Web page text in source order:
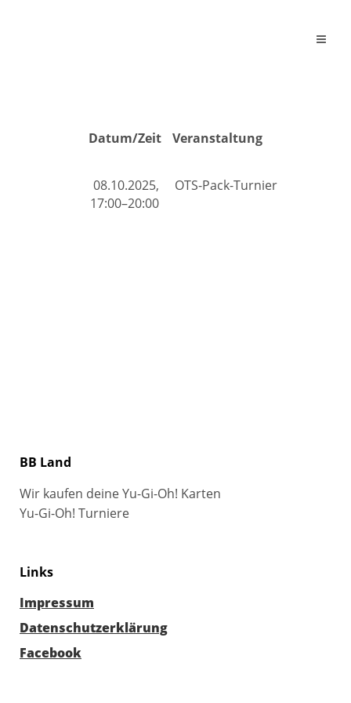
Datum/Zeit Veranstaltung
08.10.2025,
17:00–20:00
OTS-Pack-Turnier
BB Land
Wir kaufen deine Yu-Gi-Oh! Karten
Yu-Gi-Oh! Turniere
Links
Impressum
Datenschutzerklärung
Facebook